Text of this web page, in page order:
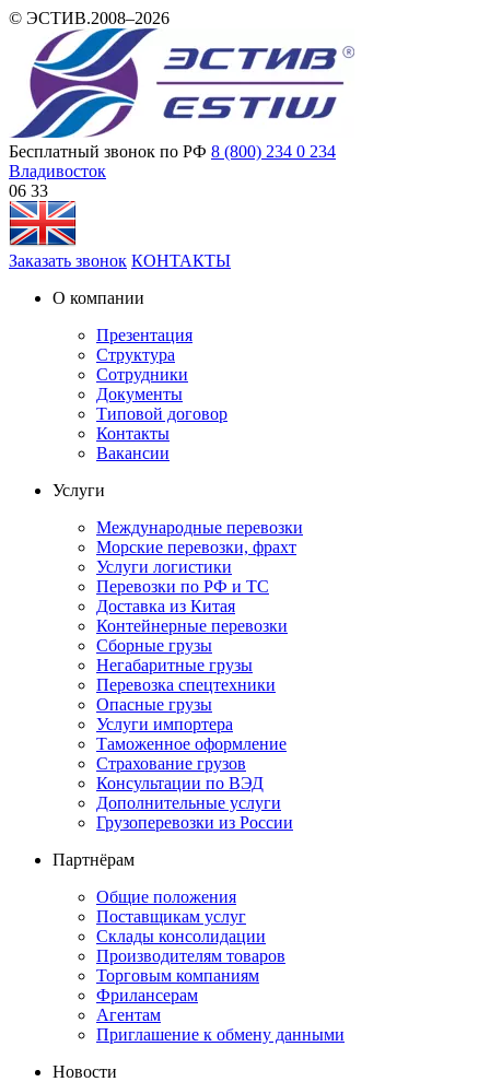
© ЭСТИВ.2008–2026
Бесплатный звонок по РФ 8 (800) 234 0 234
Владивосток
06 33
Заказать звонок КОНТАКТЫ
О компании
Презентация
Структура
Сотрудники
Документы
Типовой договор
Контакты
Вакансии
Услуги
Международные перевозки
Морские перевозки, фрахт
Услуги логистики
Перевозки по РФ и ТС
Доставка из Китая
Контейнерные перевозки
Сборные грузы
Негабаритные грузы
Перевозка спецтехники
Опасные грузы
Услуги импортера
Таможенное оформление
Страхование грузов
Консультации по ВЭД
Дополнительные услуги
Грузоперевозки из России
Партнёрам
Общие положения
Поставщикам услуг
Склады консолидации
Производителям товаров
Торговым компаниям
Фрилансерам
Агентам
Приглашение к обмену данными
Новости